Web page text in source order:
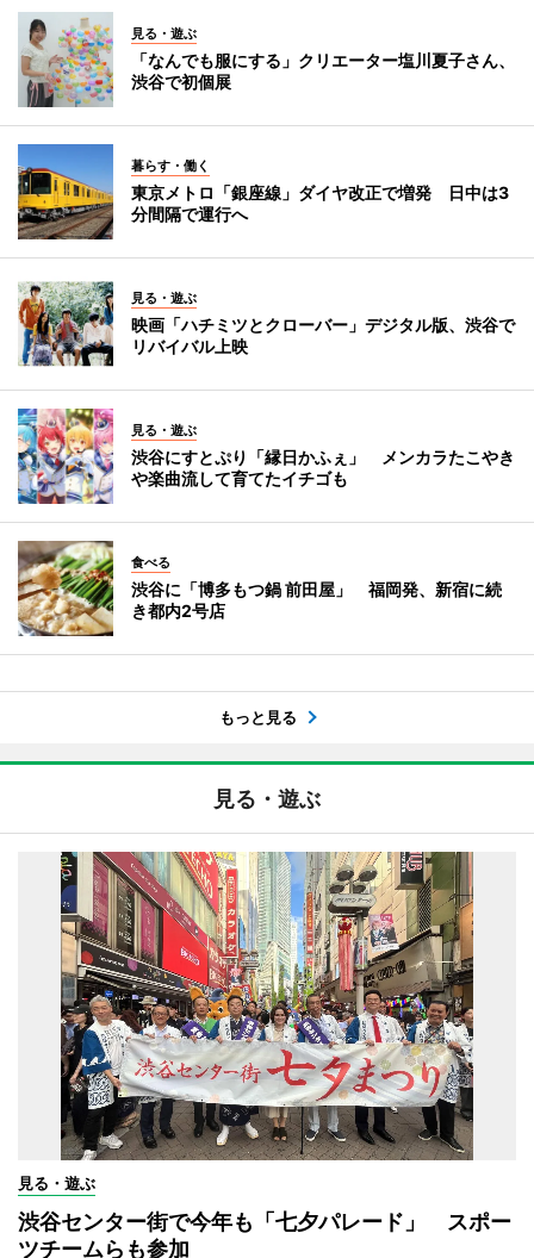
見る・遊ぶ
「なんでも服にする」クリエーター塩川夏子さん、
渋谷で初個展
暮らす・働く
東京メトロ「銀座線」ダイヤ改正で増発 日中は3
分間隔で運行へ
見る・遊ぶ
映画「ハチミツとクローバー」デジタル版、渋谷で
リバイバル上映
見る・遊ぶ
渋谷にすとぷり「縁日かふぇ」 メンカラたこやき
や楽曲流して育てたイチゴも
食べる
渋谷に「博多もつ鍋 前田屋」 福岡発、新宿に続
き都内2号店
もっと見る
見る・遊ぶ
見る・遊ぶ
渋谷センター街で今年も「七夕パレード」 スポー
ツチームらも参加